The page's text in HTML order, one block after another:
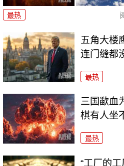
最热
五角大楼
连门缝都
最热
三国歃血
棋有人坐
最热
“工厂的